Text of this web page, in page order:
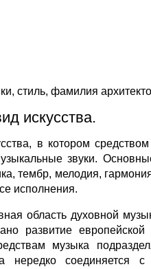
стиль, фамилия
искусства.
в котором
звуки.
тембр, мелодия,
исполнения.
область духовной
развитие европейской
музыка
нередко соединяется